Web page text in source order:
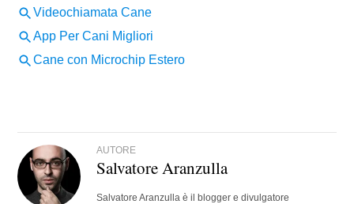
AUTORE
Salvatore Aranzulla
Salvatore Aranzulla è il blogger e divulgatore